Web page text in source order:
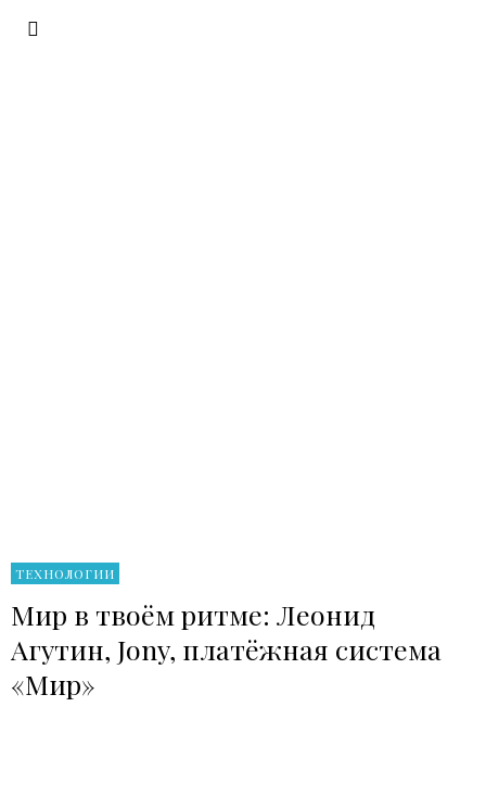
ТЕХНОЛОГИИ
Мир в твоём ритме: Леонид
Агутин, Jony, платёжная система
«Мир»